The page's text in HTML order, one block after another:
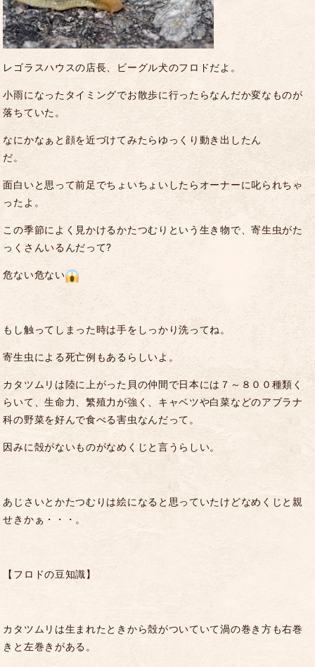
レゴラスハウスの店長、ビーグル犬のフロドだよ。
小雨になったタイミングでお散歩に行ったらなんだか変なものが
落ちていた。
なにかなぁと顔を近づけてみたらゆっくり動き出したん
だ。
面白いと思って前足でちょいちょいしたらオーナーに叱られちゃ
ったよ。
この季節によく見かけるかたつむりという生き物で、寄生虫がた
っくさんいるんだって?
危ない危ない
もし触ってしまった時は手をしっかり洗ってね。
寄生虫による死亡例もあるらしいよ。
カタツムリは陸に上がった貝の仲間で日本には７～８００種類く
らいて、生命力、繁殖力が強く、キャベツや白菜などのアブラナ
科の野菜を好んで食べる害虫なんだって。
因みに殻がないものがなめくじと言うらしい。
あじさいとかたつむりは絵になると思っていたけどなめくじと親
せきかぁ・・・。
【フロドの豆知識】
カタツムリは生まれたときから殻がついていて渦の巻き方も右巻
きと左巻きがある。